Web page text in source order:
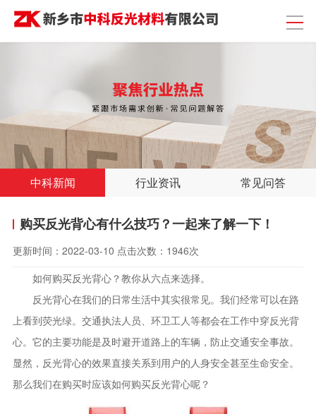
中科新闻 行业资讯 常见问答
购买反光背心有什么技巧？一起来了解一下！
更新时间： 2022-03-10 点击次数： 1946次
如何购买反光背心？教你从六点来选择。
反光背心在我们的日常生活中其实很常见。我们经常可以在路
上看到荧光绿。交通执法人员、环卫工人等都会在工作中穿反光背
心。它的主要功能是及时避开道路上的车辆，防止交通安全事故。
显然，反光背心的效果直接关系到用户的人身安全甚至生命安全。
那么我们在购买时应该如何购买反光背心呢？